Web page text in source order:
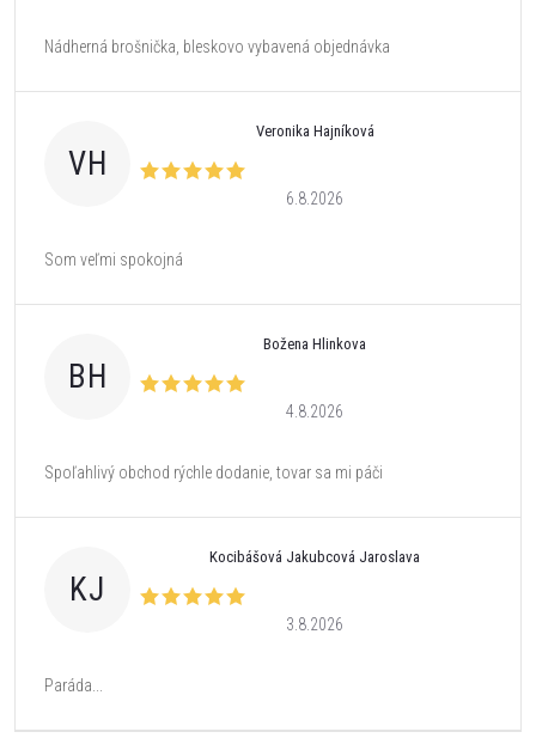
Nádherná brošnička, bleskovo vybavená objednávka
VH
Veronika Hajníková
6.8.2026
Som veľmi spokojná
BH
Božena Hlinkova
4.8.2026
Spoľahlivý obchod rýchle dodanie, tovar sa mi páči
KJ
Kocibášová Jakubcová Jaroslava
3.8.2026
Paráda...